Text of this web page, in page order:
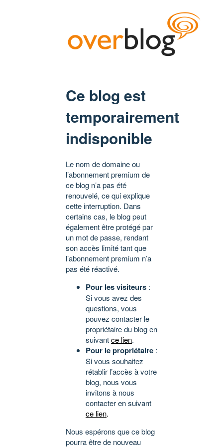
Ce blog est
temporairement
indisponible
Le nom de domaine ou
l’abonnement premium de
ce blog n’a pas été
renouvelé, ce qui explique
cette interruption. Dans
certains cas, le blog peut
également être protégé par
un mot de passe, rendant
son accès limité tant que
l’abonnement premium n’a
pas été réactivé.
Pour les visiteurs :
Si vous avez des
questions, vous
pouvez contacter le
propriétaire du blog en
suivantce lien.
Pour le propriétaire :
Si vous souhaitez
rétablir l’accès à votre
blog, nous vous
invitons à nous
contacter en suivant
ce lien.
Nous espérons que ce blog
pourra être de nouveau